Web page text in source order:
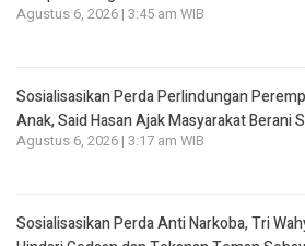
Agustus 6, 2026 | 3:45 am WIB
Sosialisasikan Perda Perlindungan
Anak, Said Hasan Ajak Masyarakat Berani
Agustus 6, 2026 | 3:17 am WIB
Sosialisasikan Perda Anti Narkoba, Tri